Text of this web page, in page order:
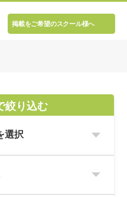
掲載をご希望のスクール様へ
絞り込む